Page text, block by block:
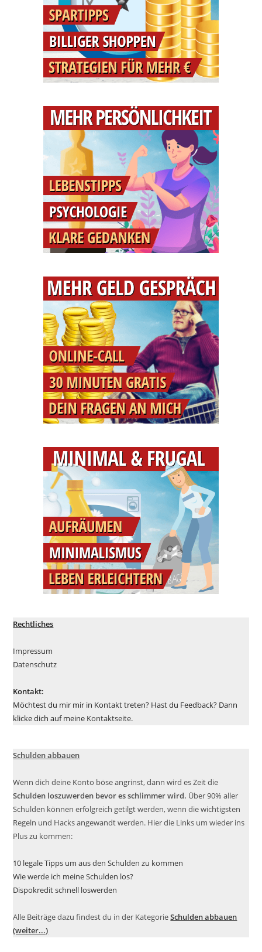
Rechtliches
Impressum
Datenschutz
Kontakt:
Möchtest du mir mir in Kontakt treten? Hast du Feedback? Dann
klicke dich auf meine Kontaktseite.
Schulden abbauen
Wenn dich deine Konto böse angrinst, dann wird es Zeit die
Schulden loszuwerden bevor es schlimmer wird. Über 90% aller
Schulden können erfolgreich getilgt werden, wenn die wichtigsten
Regeln und Hacks angewandt werden. Hier die Links um wieder ins
Plus zu kommen:
10 legale Tipps um aus den Schulden zu kommen
Wie werde ich meine Schulden los?
Dispokredit schnell loswerden
Alle Beiträge dazu findest du in der KategorieSchulden abbauen
(weiter...)